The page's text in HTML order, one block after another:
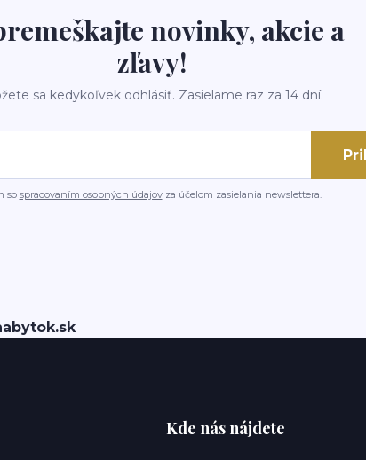
novinky, akcie a
zľavy!
sa kedykoľvek odhlásiť. Zasielame raz za 14 dní.
so spracovaním osobných údajovza účelom zasielania newslettera.
Kde nás nájdete